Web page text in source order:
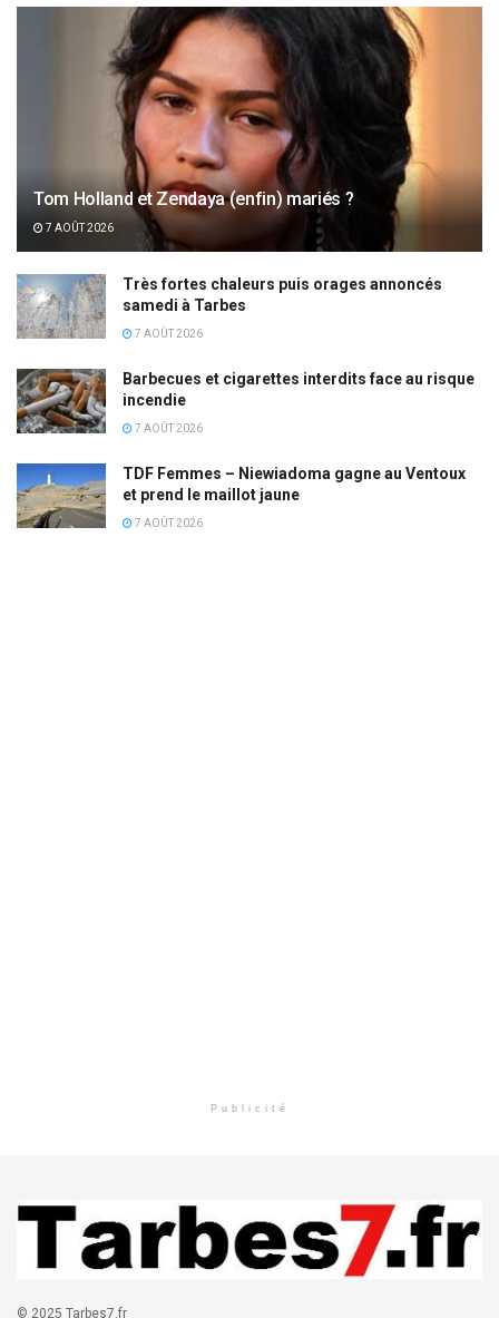
Tom Holland et Zendaya (enfin) mariés ?
7 AOÛT 2026
Très fortes chaleurs puis orages annoncés
samedi à Tarbes
7 AOÛT 2026
Barbecues et cigarettes interdits face au risque
incendie
7 AOÛT 2026
TDF Femmes – Niewiadoma gagne au Ventoux
et prend le maillot jaune
7 AOÛT 2026
Publicité
© 2025 Tarbes7.fr